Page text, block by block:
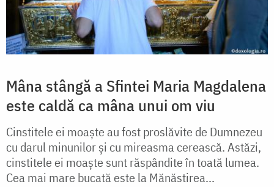
Mâna stângă a Sfintei Maria Magdalena
este caldă ca mâna unui om viu
Cinstitele ei moaște au fost proslăvite de Dumnezeu
cu darul minunilor și cu mireasma cerească. Astăzi,
cinstitele ei moaște sunt răspândite în toată lumea.
Cea mai mare bucată este la Mănăstirea...